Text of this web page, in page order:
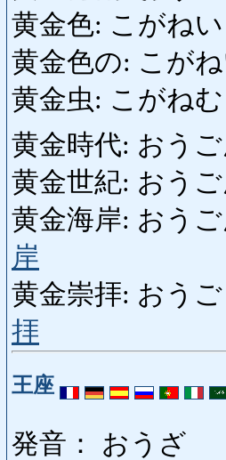
黄金色: こがね
黄金色の: こが
黄金虫: こがね
黄金時代: おう
黄金世紀: おう
黄金海岸: おう
岸
黄金崇拝: おう
拝
王座
発音： おうざ